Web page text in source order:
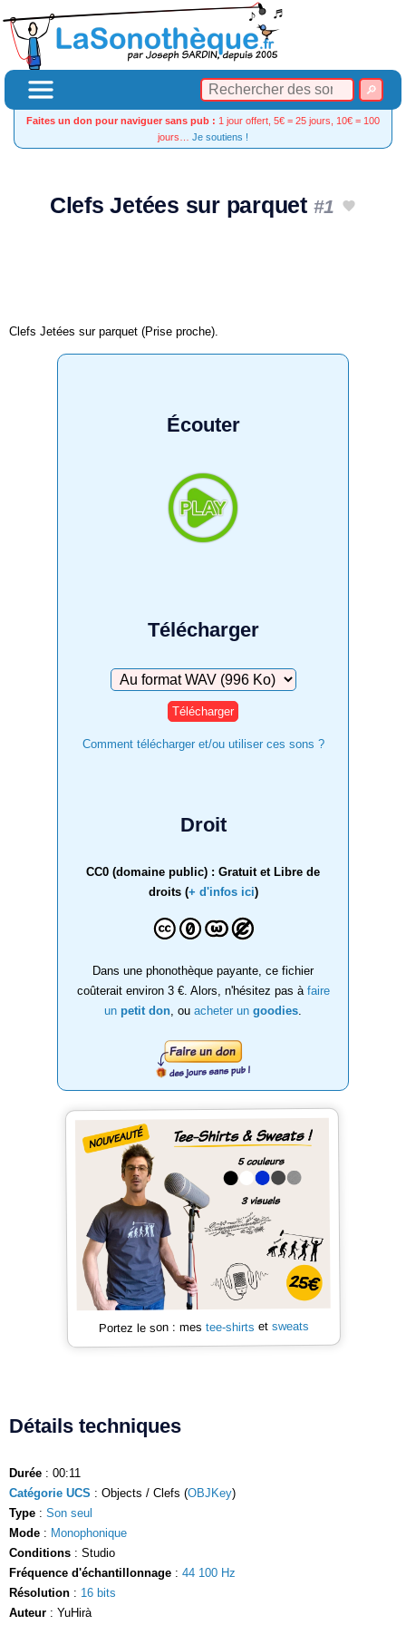
Faites un don pour naviguer sans pub : 1 jour offert, 5€ = 25 jours, 10€ = 100
jours… Je soutiens !
Clefs Jetées sur parquet #1
Clefs Jetées sur parquet (Prise proche).
Écouter
Télécharger
Télécharger
Comment télécharger et/ou utiliser ces sons ?
Droit
CC0 (domaine public) : Gratuit et Libre de
droits (+ d'infos ici)
Dans une phonothèque payante, ce fichier
coûterait environ 3 €. Alors, n'hésitez pas à faire
un petit don , ou acheter un goodies
Portez le son : mes tee-shirts et sweats
Détails techniques
Durée : 00:11
Catégorie UCS : Objects / Clefs (OBJKey)
Type : Son seul
Mode : Monophonique
Conditions : Studio
Fréquence d'échantillonnage : 44 100 Hz
Résolution : 16 bits
Auteur : YuHirà